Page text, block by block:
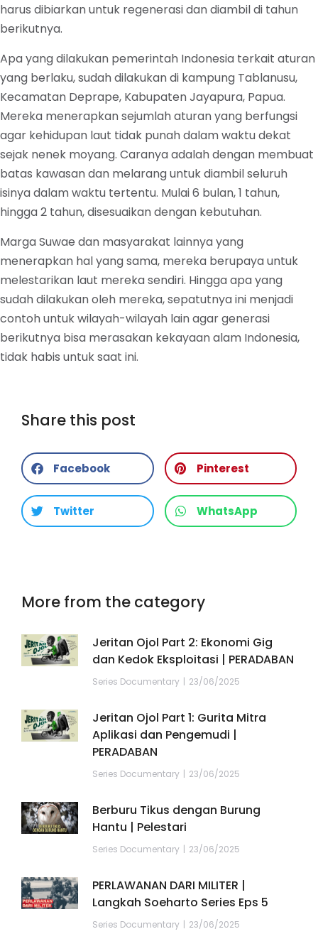
harus dibiarkan untuk regenerasi dan diambil di tahun
berikutnya.
Apa yang dilakukan pemerintah Indonesia terkait aturan
yang berlaku, sudah dilakukan di kampung Tablanusu,
Kecamatan Deprape, Kabupaten Jayapura, Papua.
Mereka menerapkan sejumlah aturan yang berfungsi
agar kehidupan laut tidak punah dalam waktu dekat
sejak nenek moyang. Caranya adalah dengan membuat
batas kawasan dan melarang untuk diambil seluruh
isinya dalam waktu tertentu. Mulai 6 bulan, 1 tahun,
hingga 2 tahun, disesuaikan dengan kebutuhan.
Marga Suwae dan masyarakat lainnya yang
menerapkan hal yang sama, mereka berupaya untuk
melestarikan laut mereka sendiri. Hingga apa yang
sudah dilakukan oleh mereka, sepatutnya ini menjadi
contoh untuk wilayah-wilayah lain agar generasi
berikutnya bisa merasakan kekayaan alam Indonesia,
tidak habis untuk saat ini.
Share this post
Facebook Pinterest
Twitter WhatsApp
More from the category
Jeritan Ojol Part 2: Ekonomi Gig
dan Kedok Eksploitasi | PERADABAN
Series Documentary 23/06/2025
Jeritan Ojol Part 1: Gurita Mitra
Aplikasi dan Pengemudi |
PERADABAN
Series Documentary 23/06/2025
Berburu Tikus dengan Burung
Hantu | Pelestari
Series Documentary 23/06/2025
PERLAWANAN DARI MILITER |
Langkah Soeharto Series Eps 5
Series Documentary 23/06/2025